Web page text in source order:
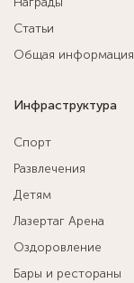
Статьи
Общая информация
Инфраструктура
Спорт
Развлечения
Детям
Лазертаг Арена
Оздоровление
Бары и рестораны